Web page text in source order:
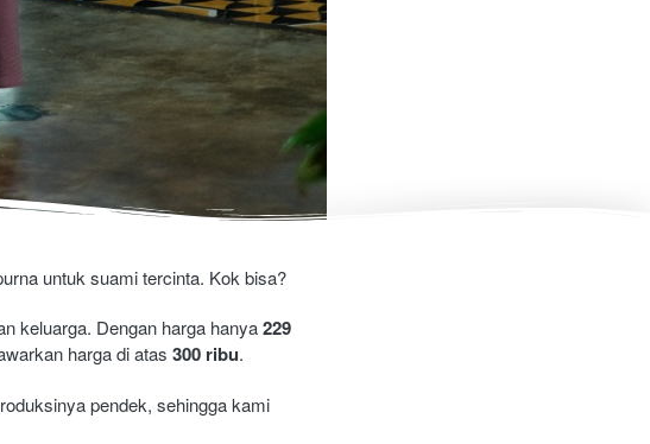
untuk suami tercinta. Kok bisa?
keluarga. Dengan harga hanya 229
harga di atas 300 ribu.
pendek, sehingga kami